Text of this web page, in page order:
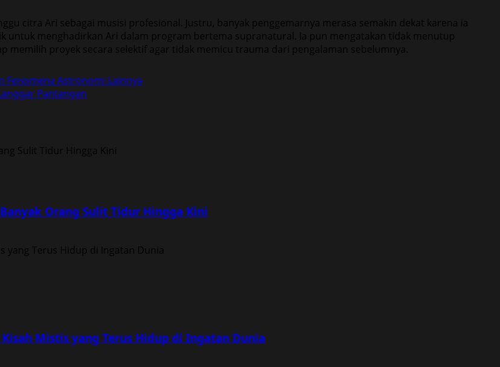
citra Ari sebagai musisi profesional. Justru, banyak penggemarnya merasa semakin dekat karena ia
menghadirkan Ari dalam program bertema supranatural. Ia pun mengatakan tidak menutup
proyek secara selektif agar tidak memicu trauma dari pengalaman sebelumnya.
Fenomena Astronomi Lainnya
Pantangan
Orang Sulit Tidur Hingga Kini
Mistis yang Terus Hidup di Ingatan Dunia